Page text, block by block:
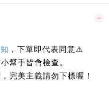
，下單即代表同意⚠️
幫手皆會檢查。
完美主義請勿下標喔！